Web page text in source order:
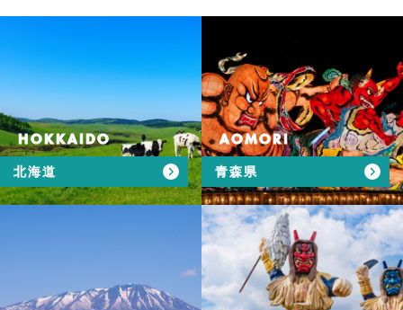
HOKKAIDO
北海道
AOMORI
青森県